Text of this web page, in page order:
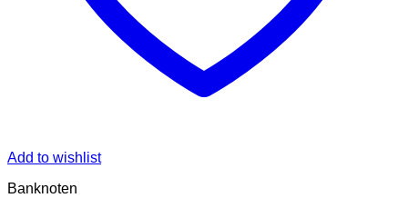
Add to wishlist
Banknoten